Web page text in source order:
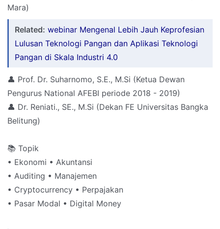
Mara)
Related: webinar Mengenal Lebih Jauh Keprofesian
Lulusan Teknologi Pangan dan Aplikasi Teknologi
Pangan di Skala Industri 4.0
👤 Prof. Dr. Suharnomo, S.E., M.Si (Ketua Dewan
Pengurus National AFEBI periode 2018 - 2019)
👤 Dr. Reniati., SE., M.Si (Dekan FE Universitas Bangka
Belitung)
📚 Topik
• Ekonomi • Akuntansi
• Auditing • Manajemen
• Cryptocurrency • Perpajakan
• Pasar Modal • Digital Money